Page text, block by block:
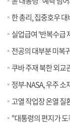
한 총리, 집중호우 대비
실업급여 '반복수급
전공의 대부분 미복
쿠바 주재 북한 외교
정부-NASA, 우주
고열 작업장 온열 질
"대통령의 편지가